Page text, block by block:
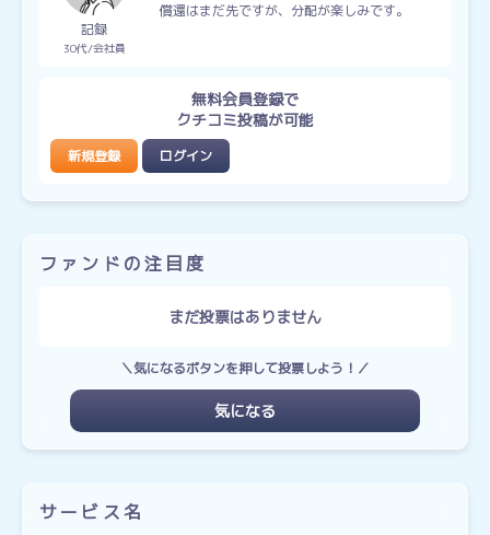
記録
30代 会社員
償還はまだ先ですが、分配が楽しみです。
無料会員登録で
クチコミ投稿が可能
新規登録 ログイン
ファンドの注目度
まだ投票はありません
＼気になるボタンを押して投票しよう！／
気になる
サービス名